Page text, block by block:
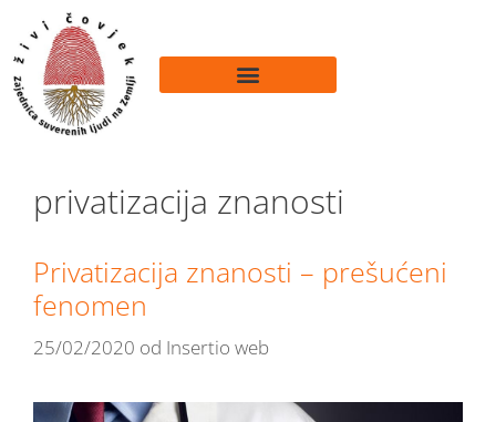
privatizacija znanosti
Privatizacija znanosti – prešućeni
fenomen
25/02/2020 od Insertio web